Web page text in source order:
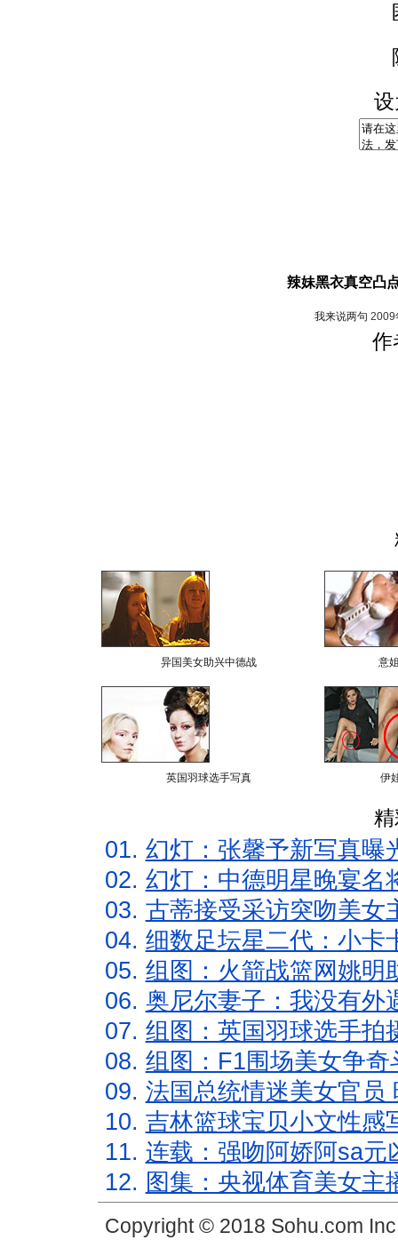
辣妹黑衣真空凸
我来说两句 2009
作
异国美女助兴中德战 意
英国羽球选手写真 伊
01. 幻灯：张馨予新写真曝
02. 幻灯：中德明星晚宴名
03. 古蒂接受采访突吻美女
04. 细数足坛星二代：小卡
05. 组图：火箭战篮网姚明
06. 奥尼尔妻子：我没有外
07. 组图：英国羽球选手拍
08. 组图：F1围场美女争
09. 法国总统情迷美女官员
10. 吉林篮球宝贝小文性感
11. 连载：强吻阿娇阿sa元
12. 图集：央视体育美女主
Copyright © 2018 Sohu.com